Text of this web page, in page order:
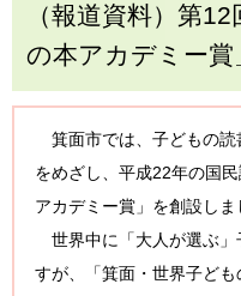
（報道資料）第
の本アカデミー賞
箕面市では、子どもの読
をめざし、平成22年の国
アカデミー賞」を創設しま
世界中に「大人が選ぶ」
すが、「箕面・世界子ど